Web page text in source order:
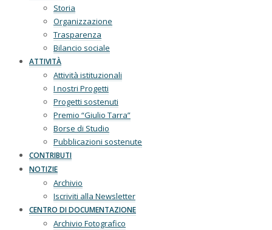
Storia
Organizzazione
Trasparenza
Bilancio sociale
ATTIVITÀ
Attività istituzionali
I nostri Progetti
Progetti sostenuti
Premio “Giulio Tarra”
Borse di Studio
Pubblicazioni sostenute
CONTRIBUTI
NOTIZIE
Archivio
Iscriviti alla Newsletter
CENTRO DI DOCUMENTAZIONE
Archivio Fotografico